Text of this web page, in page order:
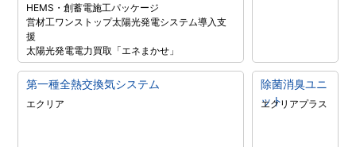
HEMS・創蓄電施工パッケージ
営材工ワンストップ太陽光発電システム導入支
援
太陽光発電電力買取「エネまかせ」
第一種全熱交換気システム
エクリア
除菌消臭ユニ
ット
エクリアプラス